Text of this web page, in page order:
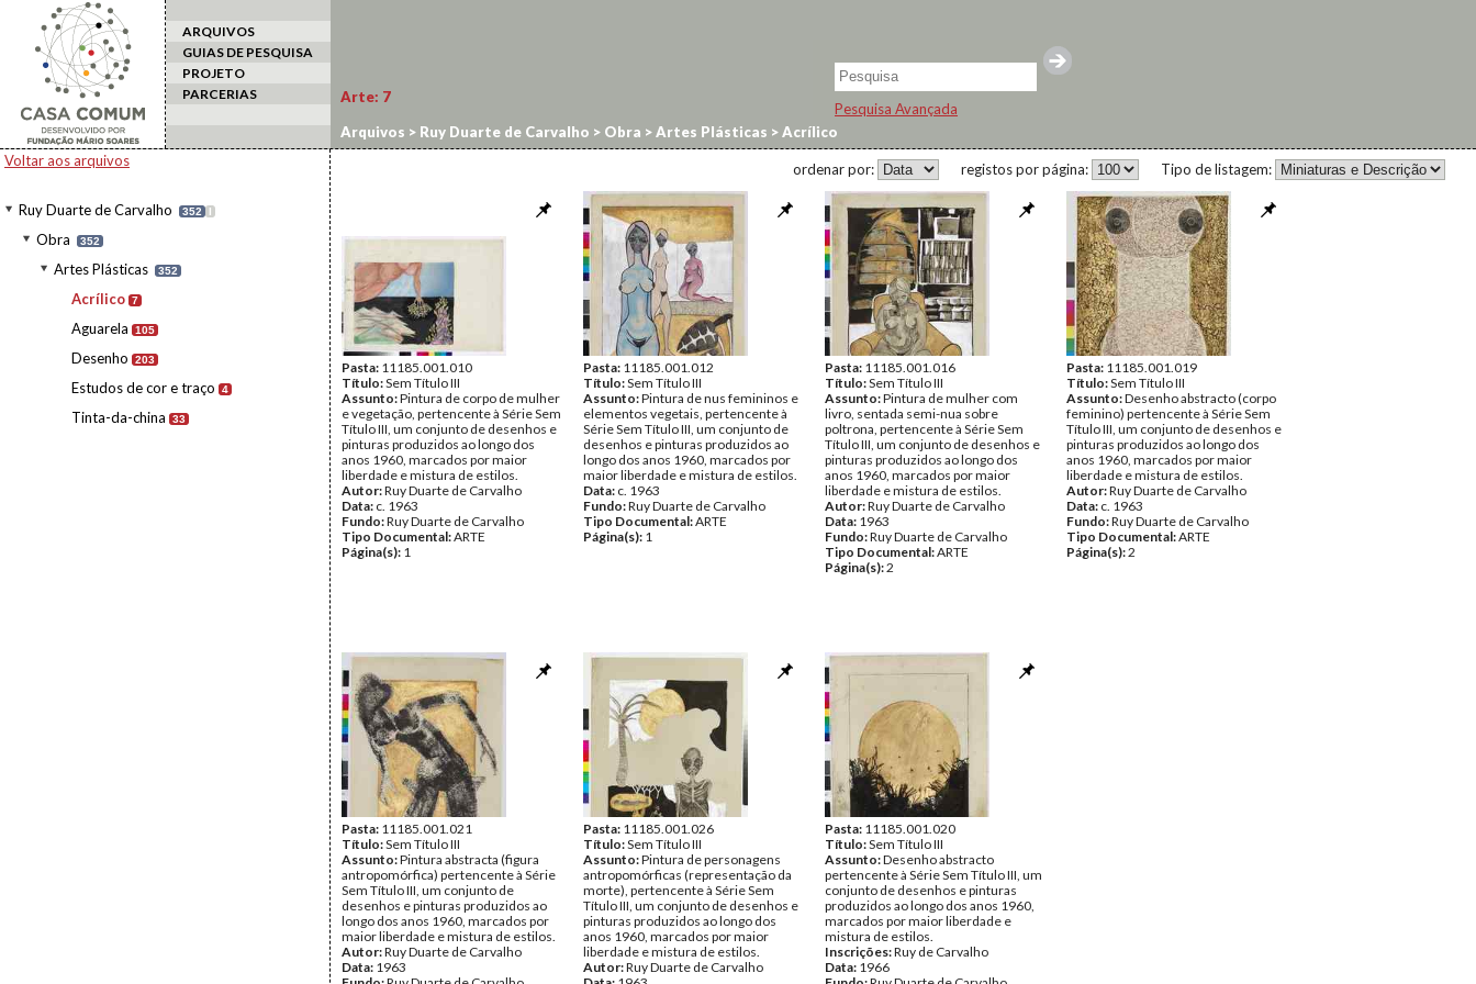
ARQUIVOS
GUIAS DE PESQUISA
PROJETO
PARCERIAS
Pesquisa Avançada
Voltar aos arquivos
Ruy Duarte de Carvalho 352 I
Obra 352
Artes Plásticas 352
Acrílico 7
Aguarela 105
Desenho 203
Estudos de cor e traço 4
Tinta-da-china 33
Arte: 7
Arquivos > Ruy Duarte de Carvalho > Obra >Artes Plásticas >Acrílico
Tipo de listagem:
registos por página:
ordenar por:
Pasta: 11185.001.010
Título:Sem Título III
Assunto:Pintura de corpo de mulher
e vegetação, pertencente à Série Sem
Título III, um conjunto de desenhos e
pinturas produzidos ao longo dos
anos 1960, marcados por maior
liberdade e mistura de estilos.
Autor:Ruy Duarte de Carvalho
Data: c. 1963
Fundo:Ruy Duarte de Carvalho
Tipo Documental:ARTE
Página(s): 1
Pasta: 11185.001.012
Título:Sem Título III
Assunto:Pintura de nus femininos e
elementos vegetais, pertencente à
Série Sem Título III, um conjunto de
desenhos e pinturas produzidos ao
longo dos anos 1960, marcados por
maior liberdade e mistura de estilos.
Data: c. 1963
Fundo:Ruy Duarte de Carvalho
Tipo Documental:ARTE
Página(s): 1
Pasta: 11185.001.016
Título:Sem Título III
Assunto:Pintura de mulher com
livro, sentada semi-nua sobre
poltrona, pertencente à Série Sem
Título III, um conjunto de desenhos e
pinturas produzidos ao longo dos
anos 1960, marcados por maior
liberdade e mistura de estilos.
Autor:Ruy Duarte de Carvalho
Data: 1963
Fundo:Ruy Duarte de Carvalho
Tipo Documental:ARTE
Página(s):2
Pasta: 11185.001.019
Título:Sem Título III
Assunto:Desenho abstracto (corpo
feminino) pertencente à Série Sem
Título III, um conjunto de desenhos e
pinturas produzidos ao longo dos
anos 1960, marcados por maior
liberdade e mistura de estilos.
Autor:Ruy Duarte de Carvalho
Data: c. 1963
Fundo:Ruy Duarte de Carvalho
Tipo Documental:ARTE
Página(s):2
Pasta: 11185.001.021
Título:Sem Título III
Assunto:Pintura abstracta (figura
antropomórfica) pertencente à Série
Sem Título III, um conjunto de
desenhos e pinturas produzidos ao
longo dos anos 1960, marcados por
maior liberdade e mistura de estilos.
Autor:Ruy Duarte de Carvalho
Data: 1963
Pasta: 11185.001.026
Título:Sem Título III
Assunto:Pintura de personagens
antropomórficas (representação da
morte), pertencente à Série Sem
Título III, um conjunto de desenhos e
pinturas produzidos ao longo dos
anos 1960, marcados por maior
liberdade e mistura de estilos.
Autor:Ruy Duarte de Carvalho
Pasta: 11185.001.020
Título:Sem Título III
Assunto:Desenho abstracto
pertencente à Série Sem Título III, um
conjunto de desenhos e pinturas
produzidos ao longo dos anos 1960,
marcados por maior liberdade e
mistura de estilos.
Inscrições:Ruy de Carvalho
Data: 1966